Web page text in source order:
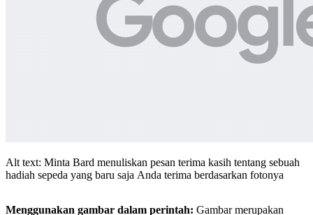
Alt text: Minta Bard menuliskan pesan terima kasih tentang sebuah
hadiah sepeda yang baru saja Anda terima berdasarkan fotonya
Menggunakan gambar dalam perintah: Gambar merupakan